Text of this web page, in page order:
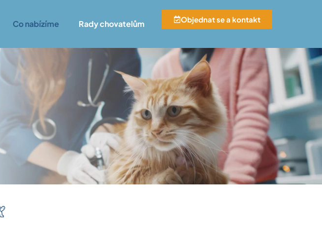
Co nabízíme Rady chovatelům Objednat se a kontakt